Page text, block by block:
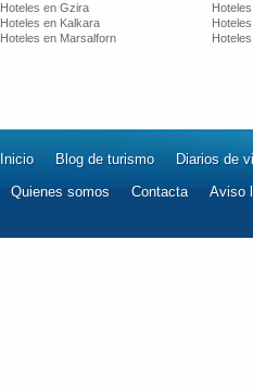
Hoteles en Gzira
Hoteles en Kalkara
Hoteles en Marsalforn
Inicio Blog de turismo Diarios de
Quienes somos
Contacta Aviso